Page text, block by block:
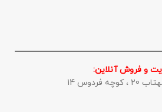
و فروش آنلاین:
14